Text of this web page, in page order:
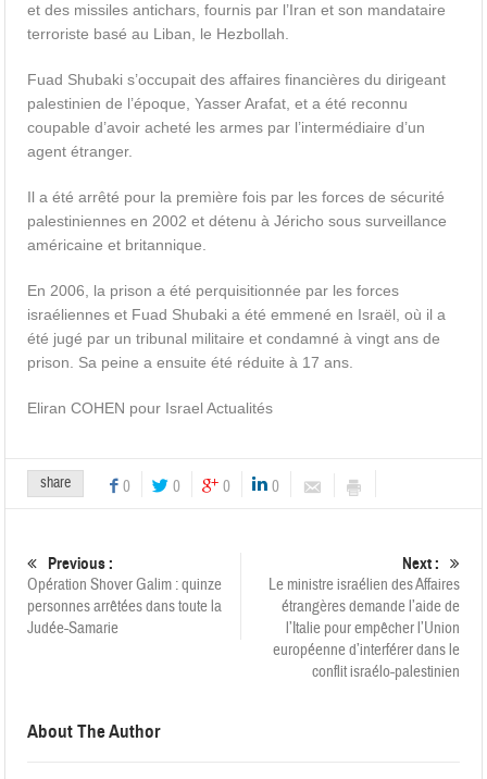
et des missiles antichars, fournis par l’Iran et son mandataire
terroriste basé au Liban, le Hezbollah.
Fuad Shubaki s’occupait des affaires financières du dirigeant
palestinien de l’époque, Yasser Arafat, et a été reconnu
coupable d’avoir acheté les armes par l’intermédiaire d’un
agent étranger.
Il a été arrêté pour la première fois par les forces de sécurité
palestiniennes en 2002 et détenu à Jéricho sous surveillance
américaine et britannique.
En 2006, la prison a été perquisitionnée par les forces
israéliennes et Fuad Shubaki a été emmené en Israël, où il a
été jugé par un tribunal militaire et condamné à vingt ans de
prison. Sa peine a ensuite été réduite à 17 ans.
Eliran COHEN pour Israel Actualités
share 0 0 0 0
Previous :
Opération Shover Galim : quinze
personnes arrêtées dans toute la
Judée-Samarie
Next :
Le ministre israélien des Affaires
étrangères demande l’aide de
l’Italie pour empêcher l’Union
européenne d’interférer dans le
conflit israélo-palestinien
About The Author